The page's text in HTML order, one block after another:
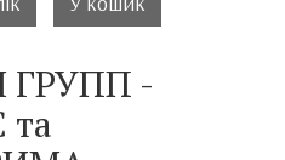
ГРУПП -
та